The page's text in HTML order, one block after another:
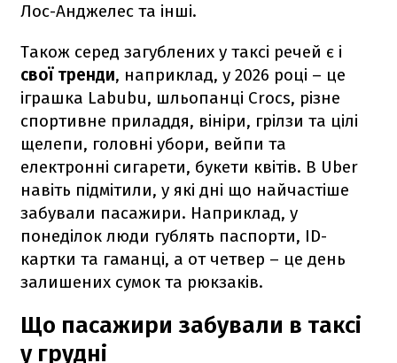
Лос-Анджелес та інші.
Також серед загублених у таксі речей є і
свої тренди, наприклад, у 2026 році – це
іграшка Labubu, шльопанці Crocs, різне
спортивне приладдя, вініри, грілзи та цілі
щелепи, головні убори, вейпи та
електронні сигарети, букети квітів. В Uber
навіть підмітили, у які дні що найчастіше
забували пасажири. Наприклад, у
понеділок люди гублять паспорти, ID-
картки та гаманці, а от четвер – це день
залишених сумок та рюкзаків.
Що пасажири забували в таксі
у грудні